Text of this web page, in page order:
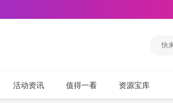
活动资讯 值得一看 资源宝库